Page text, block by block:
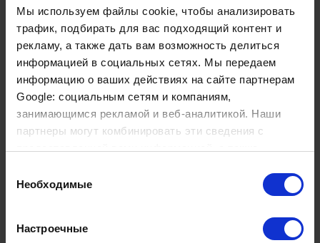
Мы используем файлы cookie, чтобы анализировать
трафик, подбирать для вас подходящий контент и
рекламу, а также дать вам возможность делиться
информацией в социальных сетях. Мы передаем
информацию о ваших действиях на сайте партнерам
Google: социальным сетям и компаниям,
занимающимся рекламой и веб-аналитикой. Наши
партнеры могут комбинировать эти сведения с
вами их сервисов.
согласия
Необходимые
Настроечные
смету отклиники Женолье в Швейцарии. Наша
команда готова предоставить исчерпывающую
консультацию и организовать вашу поездку на самом
высоком уровне.